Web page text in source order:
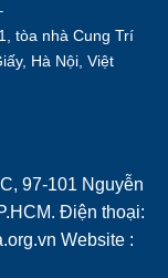
tòa nhà Cung Trí
Hà Nội, Việt
97-101 Nguyễn
Điện thoại:
Website :